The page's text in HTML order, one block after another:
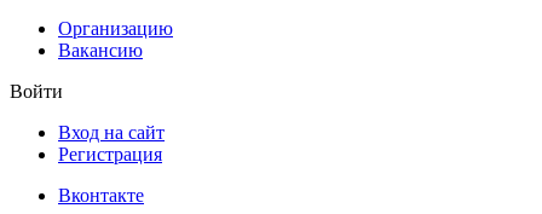
Организацию
Вакансию
Войти
Вход на сайт
Регистрация
Вконтакте